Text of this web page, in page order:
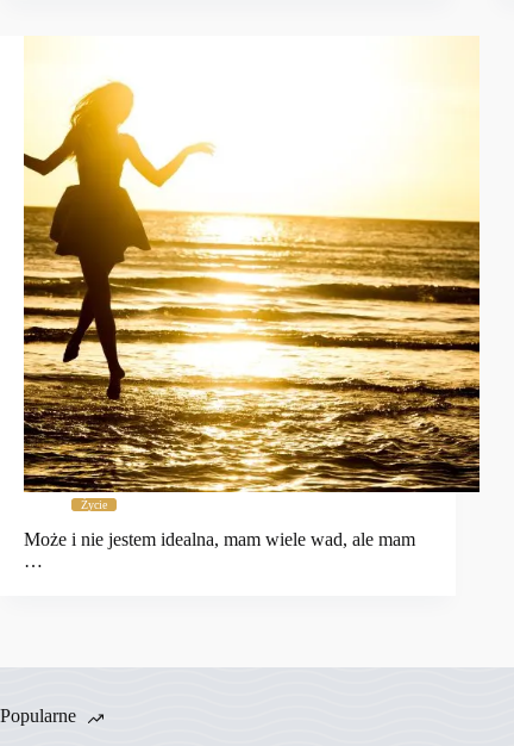
Życie
Może i nie jestem idealna, mam wiele wad, ale mam
…
Popularne